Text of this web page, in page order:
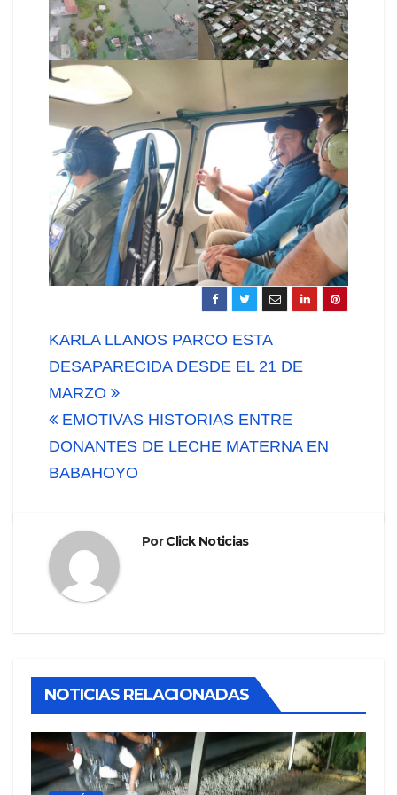
Navegación
de
entradas
KARLA LLANOS PARCO ESTA
DESAPARECIDA DESDE EL 21 DE
MARZO
EMOTIVAS HISTORIAS ENTRE
DONANTES DE LECHE MATERNA EN
BABAHOYO
PorClick Noticias
NOTICIAS RELACIONADAS